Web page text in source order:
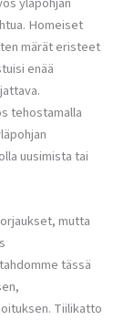
Homeiset
märät eristeet
enää
tehostamalla
uusimista tai
mutta
tässä
Tiilikatto